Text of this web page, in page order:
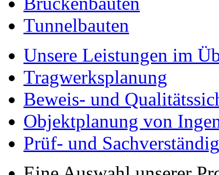
Tunnelbauten
Unsere Leistungen im
Tragwerksplanung
Beweis- und
Objektplanung von
Prüf- und